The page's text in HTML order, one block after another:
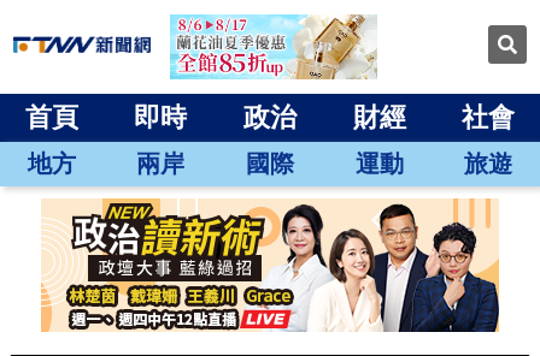
首頁 即時 政治 財經 社會
地方 兩岸 國際 運動 旅遊